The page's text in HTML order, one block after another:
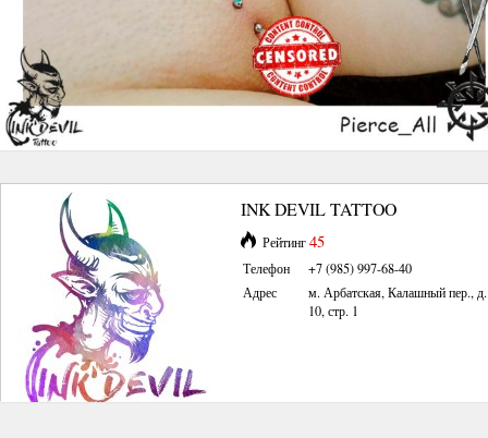
INK DEVIL TATTOO
Рейтинг45
Телефон
+7 (985) 997-68-40
Адрес
м. Арбатская, Калашный пер., д.
10, стр. 1